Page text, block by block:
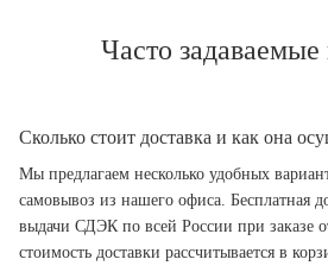
Часто
Сколько стоит доставка и как она
Мы предлагаем несколько удобных
самовывоз из нашего офиса. Бесплатная
выдачи СДЭК по всей России при заказе
стоимость доставки рассчитывается в